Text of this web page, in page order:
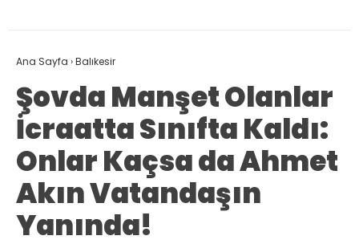
Ana Sayfa ›Balıkesir
Şovda Manşet Olanlar
İcraatta Sınıfta Kaldı:
Onlar Kaçsa da Ahmet
Akın Vatandaşın
Yanında!